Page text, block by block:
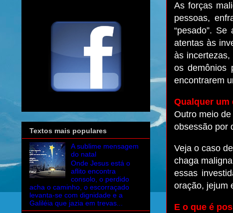
As forças
pessoas,
“pesado”.
atentas às
às
os demônios
encontrarem
Qualquer um
Outro meio
obsessão por
Veja o caso
chaga
essas
oração, jejum
E o que é
Textos mais populares
A sublime mensagem
do natal
Onde Jesus está o
aflito encontra
consolo, o perdido
acha o caminho, o escorraçado
levanta-se com dignidade e a
Galiléia que jazia em trevas...